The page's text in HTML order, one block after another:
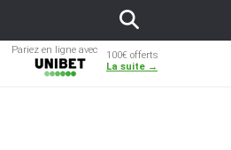
Pariez en ligne avec
100€ offerts
La suite →